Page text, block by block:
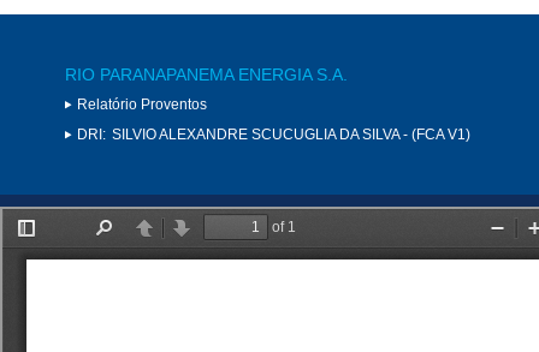
RIO PARANAPANEMA ENERGIA S.A.
Relatório Proventos
DRI: SILVIO ALEXANDRE SCUCUGLIA DA SILVA - (FCA V1)